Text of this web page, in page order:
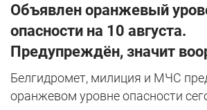
Объявлен оранжевый
опасности на 10 августа.
Предупреждён, значит
Белгидромет, милиция и МЧС
оранжевом уровне опасности